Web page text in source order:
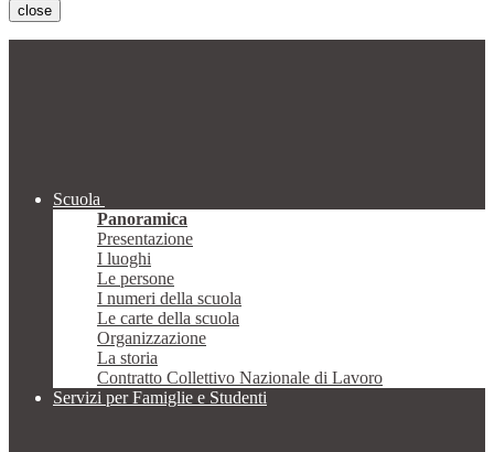
close
Scuola
Panoramica
Presentazione
I luoghi
Le persone
I numeri della scuola
Le carte della scuola
Organizzazione
La storia
Contratto Collettivo Nazionale di Lavoro
Servizi per Famiglie e Studenti